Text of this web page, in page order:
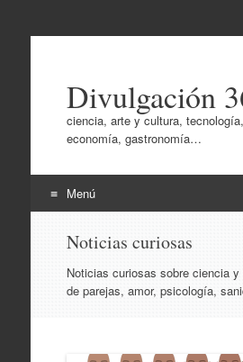
Divulgación
ciencia, arte y cultura,
economía, gastronomía…
Menú
contenido
Noticias curiosas
Noticias curiosas sobre ciencia
de parejas, amor, psicología,